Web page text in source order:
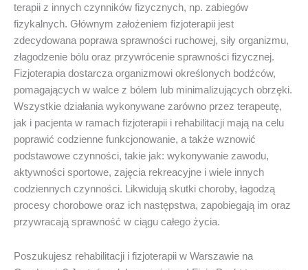
terapii z innych czynników fizycznych, np. zabiegów
fizykalnych. Głównym założeniem fizjoterapii jest
zdecydowana poprawa sprawności ruchowej, siły organizmu,
złagodzenie bólu oraz przywrócenie sprawności fizycznej.
Fizjoterapia dostarcza organizmowi określonych bodźców,
pomagających w walce z bólem lub minimalizujących obrzęki.
Wszystkie działania wykonywane zarówno przez terapeutę,
jak i pacjenta w ramach fizjoterapii i rehabilitacji mają na celu
poprawić codzienne funkcjonowanie, a także wznowić
podstawowe czynności, takie jak: wykonywanie zawodu,
aktywności sportowe, zajęcia rekreacyjne i wiele innych
codziennych czynności. Likwidują skutki choroby, łagodzą
procesy chorobowe oraz ich następstwa, zapobiegają im oraz
przywracają sprawność w ciągu całego życia.
Poszukujesz rehabilitacji i fizjoterapii w Warszawie na